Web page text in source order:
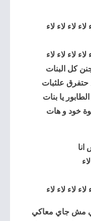
لاء لاء لاء
لاء لاء لاء
كل البنات
علثبات
يا بنات
خود و هات
لاء لاء لاء
مش جاي معاكي